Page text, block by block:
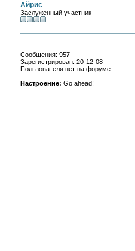
Айрис
Заслуженный участник
Сообщения: 957
Зарегистрирован: 20-12-08
Пользователя нет на форуме
Настроение: Go ahead!